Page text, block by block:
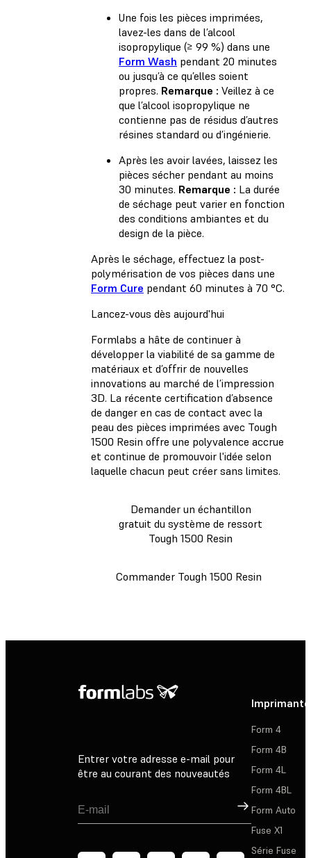
Une fois les pièces imprimées,
lavez-les dans de l’alcool
isopropylique (≥ 99 %) dans une
Form Wash pendant 20 minutes
ou jusqu’à ce qu’elles soient
propres. Remarque : Veillez à ce
que l’alcool isopropylique ne
contienne pas de résidus d’autres
résines standard ou d’ingénierie.
Après les avoir lavées, laissez les
pièces sécher pendant au moins
30 minutes. Remarque : La durée
de séchage peut varier en fonction
des conditions ambiantes et du
design de la pièce.
Après le séchage, effectuez la post-
polymérisation de vos pièces dans une
Form Cure pendant 60 minutes à 70 °C.
Lancez-vous dès aujourd'hui
Formlabs a hâte de continuer à
développer la viabilité de sa gamme de
matériaux et d’offrir de nouvelles
innovations au marché de l’impression
3D. La récente certification d’absence
de danger en cas de contact avec la
peau des pièces imprimées avec Tough
1500 Resin offre une polyvalence accrue
et continue de promouvoir l'idée selon
laquelle chacun peut créer sans limites.
Demander un échantillon
gratuit du système de ressort
Tough 1500 Resin
Commander Tough 1500 Resin
Entrer votre adresse e-mail pour
être au courant des nouveautés
Inscription
Form 4
Form 4B
Form 4L
Form 4BL
Form Auto
Fuse X1
Série Fuse